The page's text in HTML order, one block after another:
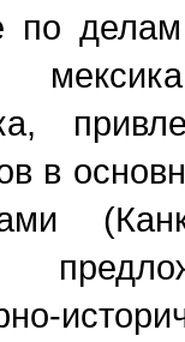
по
в